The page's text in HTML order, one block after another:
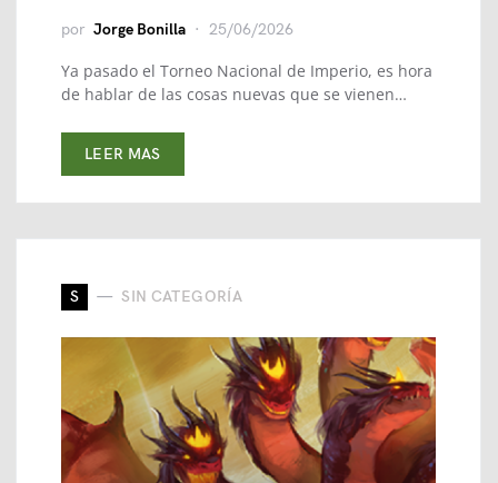
por Jorge Bonilla 25/06/2026
Ya pasado el Torneo Nacional de Imperio, es hora
de hablar de las cosas nuevas que se vienen…
LEER MAS
S SIN CATEGORÍA